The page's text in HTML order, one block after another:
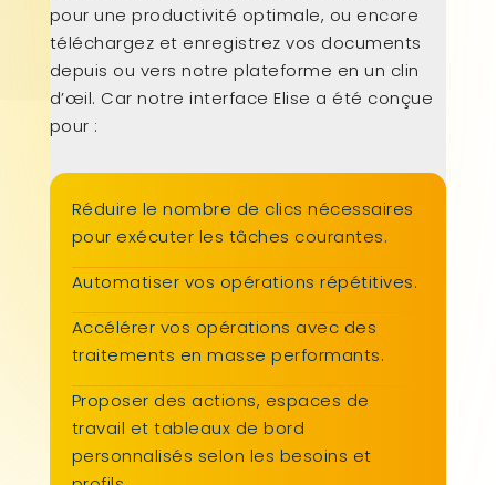
pour une productivité optimale, ou encore
téléchargez et enregistrez vos documents
depuis ou vers notre plateforme en un clin
d’œil. Car notre interface Elise a été conçue
pour :
Réduire le nombre de clics nécessaires
pour exécuter les tâches courantes.
Automatiser vos opérations répétitives.
Accélérer vos opérations avec des
traitements en masse performants.
Proposer des actions, espaces de
travail et tableaux de bord
personnalisés selon les besoins et